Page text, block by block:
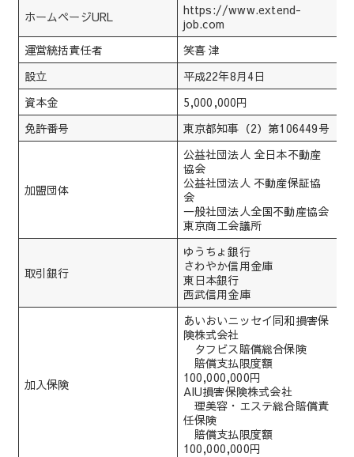
ホームページURL
https://www.extend-
job.com
運営統括責任者
笑喜 津
設立
平成22年8月4日
資本金
5,000,000円
免許番号
東京都知事（2）第106449号
加盟団体
公益社団法人 全日本不動産
協会
公益社団法人 不動産保証協
会
一般社団法人全国不動産協会
東京商工会議所
取引銀行
ゆうちょ銀行
さわやか信用金庫
東日本銀行
西武信用金庫
加入保険
あいおいニッセイ同和損害保
険株式会社
タフビス賠償総合保険
賠償支払限度額
100,000,000円
AIU損害保険株式会社
理美容・エステ総合賠償責
任保険
賠償支払限度額
100,000,000円